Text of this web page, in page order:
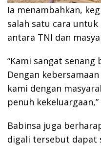
Ia menambahkan,
salah satu cara
antara TNI dan
“Kami sangat
Dengan
kami dengan
penuh
Babinsa juga
digali tersebut dapat